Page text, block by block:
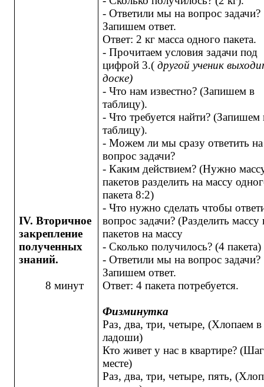
IV. Вторичное
закрепление
полученных
знаний.
8 минут
- Ответили мы на вопрос задачи?
Запишем ответ.
Ответ: 2 кг масса одного пакета.
- Прочитаем условия задачи под
цифрой 3.( другой ученик
доске)
- Что нам известно? (Запишем в
таблицу).
- Что требуется найти? (Запишем
таблицу).
- Можем ли мы сразу ответить на
вопрос задачи?
- Каким действием? (Нужно
пакетов разделить на массу
пакета 8:2)
- Что нужно сделать чтобы
вопрос задачи? (Разделить массу
пакетов на массу
- Сколько получилось? (4 пакета)
- Ответили мы на вопрос задачи?
Запишем ответ.
Ответ: 4 пакета потребуется.
Физминутка
Раз, два, три, четыре, (Хлопаем в
ладоши)
Кто живет у нас в квартире?
месте)
Раз, два, три, четыре, пять,